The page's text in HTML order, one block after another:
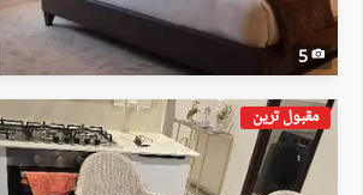
5
مقبول ترین